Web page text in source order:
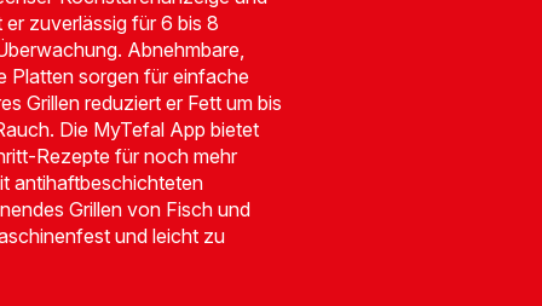
zuverlässig für 6 bis 8
Abnehmbare,
Platten sorgen für einfache
Grillen reduziert er Fett um bis
Die MyTefal App bietet
Rezepte für noch mehr
antihaftbeschichteten
Grillen von Fisch und
und leicht zu